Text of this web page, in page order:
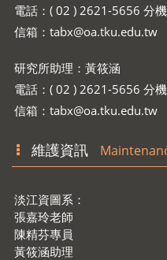
電話：( 02 ) 2621-5656 分
信箱： tabx@oa.tku.edu.tw
研究所助理：黃筱涵
電話：( 02 ) 2621-5656 分
信箱： tabx@oa.tku.edu.tw
維護資訊
淡江資圖系：
張嘉玲老師
陳精芬專員
黃筱涵助理